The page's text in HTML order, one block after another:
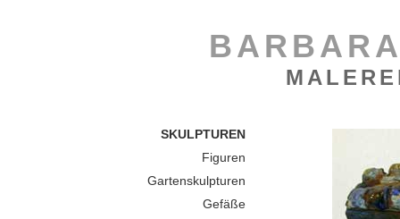
SKULPTUREN
Figuren
Gartenskulpturen
Gefäße